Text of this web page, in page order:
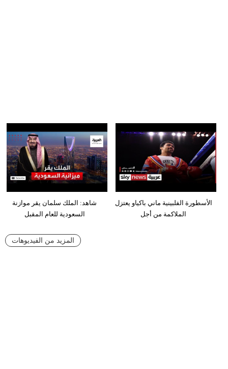
شاهد: الملك سلمان يقر موازنة
السعودية للعام المقبل
الأسطورة الفلبينية ماني باكياو يعتزل
الملاكمة من أجل
المزيد من الفيديوهات